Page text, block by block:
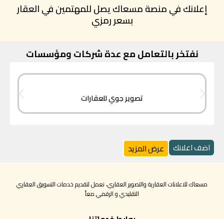
إعلانك في منصة مسعاك يصل للمهتمين في العقار
بسعر رمزي
نفتخر بالتعامل مع عدة شركات ومؤسسات
تصوير جوي للعقارات
اضف اعلانك عرض المزيد
مسعاك للاعلانات العقارية والتصوير العقاري، نعمل لتقديم خدمات التسويق العقاري
التقليدي و الرقمي معاً